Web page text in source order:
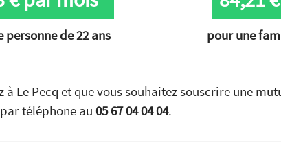
personne de 22 ans pour une
à Le Pecq et que vous souhaitez souscrire une
téléphone au 05 67 04 04 04.